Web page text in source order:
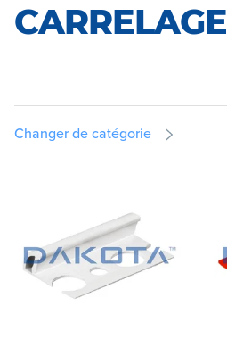
CARRELAGE
Changer de catégorie